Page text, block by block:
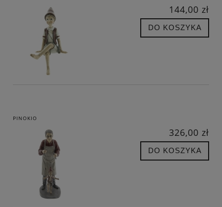
144,00 zł
DO KOSZYKA
PINOKIO
326,00 zł
DO KOSZYKA